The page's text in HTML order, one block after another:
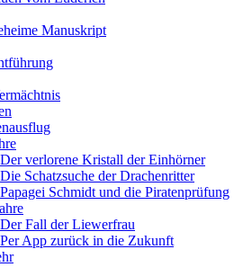
Manuskript
Der verlorene Kristall der Einhörner
Die Schatzsuche der Drachenritter
Papagei Schmidt und die Piratenprüfung
Der Fall der Liewerfrau
Per App zurück in die Zukunft